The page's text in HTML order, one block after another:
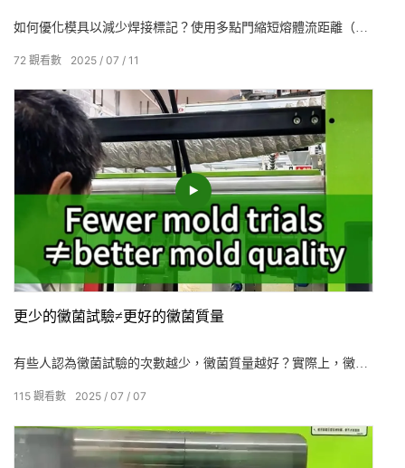
如何優化模具以減少焊接標記？使用多點門縮短熔體流距離（門
重建）；使用梯形或圓形橫截面跑步者來降低流量阻力和熱量損
接標記處的空氣夾帶（排氣設計）；將加熱板放在焊接標記可能
會延長熔體時間的地方。
2025 07 11
72 觀看數
更少的黴菌試驗≠更好的黴菌質量
有些人認為黴菌試驗的次數越少，黴菌質量越好？實際上，黴菌
試驗的實際價值是發現黴菌設計缺陷並調整注射成型參數。 通過
在問題，以避免在批量生產過程中損失。 黴菌試驗的關鍵不是
“更少的試驗”，而是“一個試驗解決一個問題”。
2025 07 07
115 觀看數